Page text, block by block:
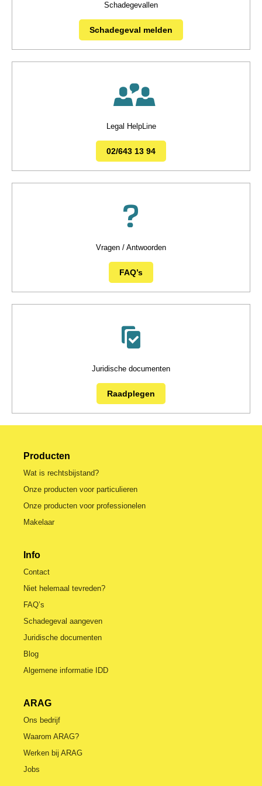
Schadegevallen
Schadegeval melden
Legal HelpLine
02/643 13 94
Vragen / Antwoorden
FAQ’s
Juridische documenten
Raadplegen
Producten
Wat is rechtsbijstand?
Onze producten voor particulieren
Onze producten voor professionelen
Makelaar
Info
Contact
Niet helemaal tevreden?
FAQ’s
Schadegeval aangeven
Juridische documenten
Blog
Algemene informatie IDD
ARAG
Ons bedrijf
Waarom ARAG?
Werken bij ARAG
Jobs